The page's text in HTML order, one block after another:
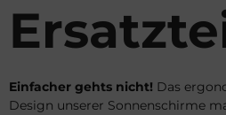
Einfacher gehts nicht! Das
Design unserer Sonnenschirme